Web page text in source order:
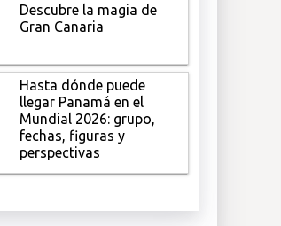
Descubre la magia de
Gran Canaria
Hasta dónde puede
llegar Panamá en el
Mundial 2026: grupo,
fechas, figuras y
perspectivas